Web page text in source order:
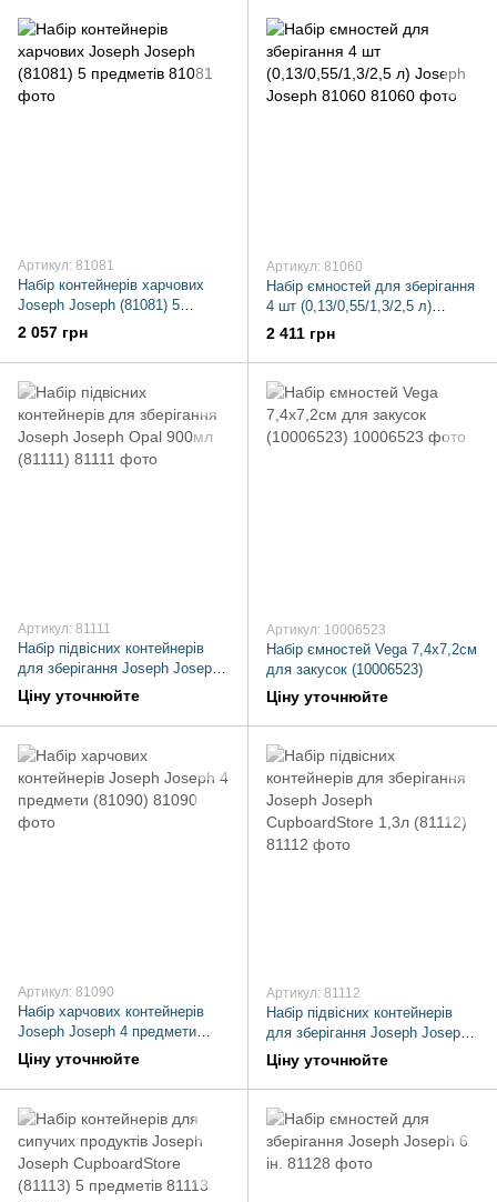
Артикул: 81081
Набір контейнерів харчових
Joseph Joseph (81081) 5
предметів
2 057 грн
Артикул: 81060
Набір ємностей для зберігання
4 шт (0,13/0,55/1,3/2,5 л)
Joseph Joseph 81060
2 411 грн
Артикул: 81111
Набір підвісних контейнерів
для зберігання Joseph Joseph
Opal 900мл (81111)
Ціну уточнюйте
Артикул: 10006523
Набір ємностей Vega 7,4х7,2см
для закусок (10006523)
Ціну уточнюйте
Артикул: 81090
Набір харчових контейнерів
Joseph Joseph 4 предмети
(81090)
Ціну уточнюйте
Артикул: 81112
Набір підвісних контейнерів
для зберігання Joseph Joseph
CupboardStore 1,3л (81112)
Ціну уточнюйте